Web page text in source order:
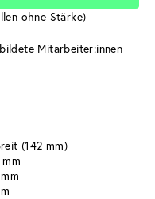
ohne Stärke)
Mitarbeiter:innen
(142 mm)